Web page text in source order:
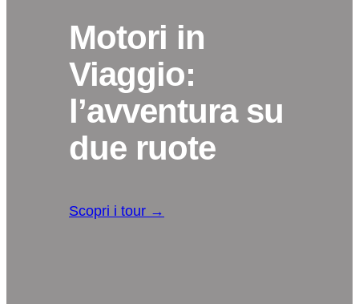
Motori in
Viaggio:
l’avventura su
due ruote
Scopri i tour →